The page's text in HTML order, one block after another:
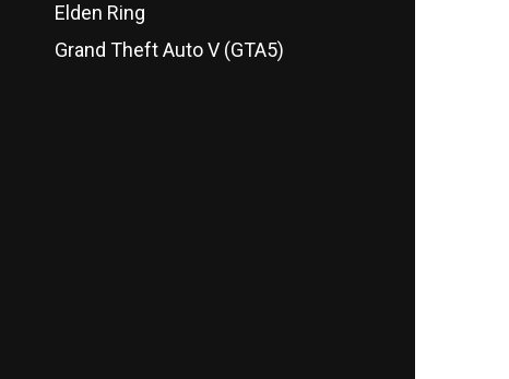
Elden Ring
Grand Theft Auto V (GTA5)